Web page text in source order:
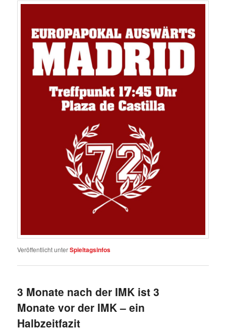
Veröffentlicht unterSpieltagsinfos
3 Monate nach der IMK ist 3
Monate vor der IMK – ein
Halbzeitfazit